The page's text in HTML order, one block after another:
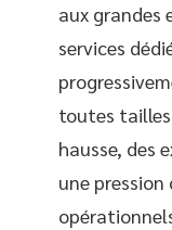
aux grandes
services
toutes
hausse, des
une pression